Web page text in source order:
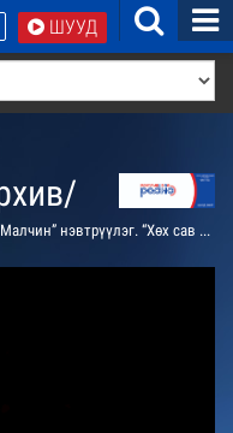
ШУУД
нэвтрүүлэг. “Хөх сав хөхүүр орлохгүй” цуврал /давтана/